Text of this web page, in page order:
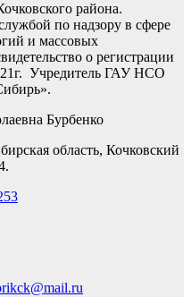
района.
по надзору в сфере
и массовых
о регистрации
Учредитель ГАУ НСО
Бурбенко
область, Кочковский